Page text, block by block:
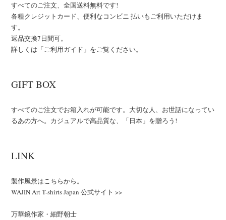
すべてのご注文、全国送料無料です!
各種クレジットカード、便利なコンビニ 払いもご利用いただけま
す。
返品交換7日間可。
詳しくは「ご利用ガイド」をご覧ください。
GIFT BOX
すべてのご注文でお箱入れが可能です。大切な人、お世話になってい
るあの方へ。カジュアルで高品質な、「日本」を贈ろう!
LINK
製作風景はこちらから。
WAJIN Art T-shirts Japan 公式サイト >>
万華鏡作家・細野朝士